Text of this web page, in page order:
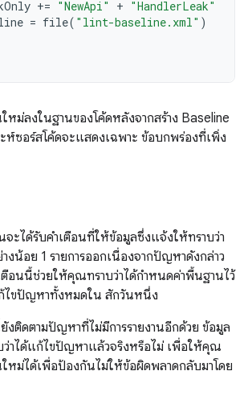
+= "NewApi" + "HandlerLeak"
= file( "lint-baseline.xml" )
ม่ลงในฐานของโค้ดหลังจากสร้าง Baseline
ะห์ซอร์สโค้ดจะแสดงเฉพาะ ข้อบกพร่องที่เพิ่ง
ะได้รับคำเตือนที่ให้ข้อมูลซึ่งแจ้งให้ทราบว่า
น้อย 1 รายการออกเนื่องจากปัญหาดังกล่าว
อนนี้ช่วยให้คุณทราบว่าได้กำหนดค่าพื้นฐานไว้
ขปัญหาทั้งหมดใน สักวันหนึ่ง
ติดตามปัญหาที่ไม่มีการรายงานอีกด้วย ข้อมูล
าได้แก้ไขปัญหาแล้วจริงหรือไม่ เพื่อให้คุณ
ใหม่ได้เพื่อป้องกันไม่ให้ข้อผิดพลาดกลับมาโดย